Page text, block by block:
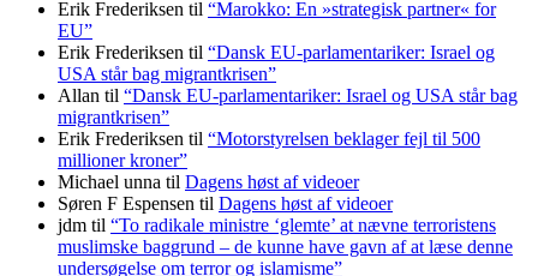
Erik Frederiksen til “Marokko: En »strategisk partner« for
EU”
Erik Frederiksen til “Dansk EU-parlamentariker: Israel og
USA står bag migrantkrisen”
Allan til “Dansk EU-parlamentariker: Israel og USA står bag
migrantkrisen”
Erik Frederiksen til “Motorstyrelsen beklager fejl til 500
millioner kroner”
Michael unna til Dagens høst af videoer
Søren F Espensen til Dagens høst af videoer
jdm til “To radikale ministre ‘glemte’ at nævne terroristens
muslimske baggrund – de kunne have gavn af at læse denne
undersøgelse om terror og islamisme”